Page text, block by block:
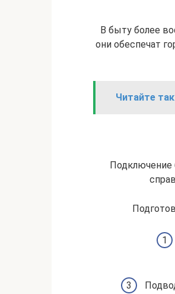
В быту более
они обеспечат
Читайте
Подключение